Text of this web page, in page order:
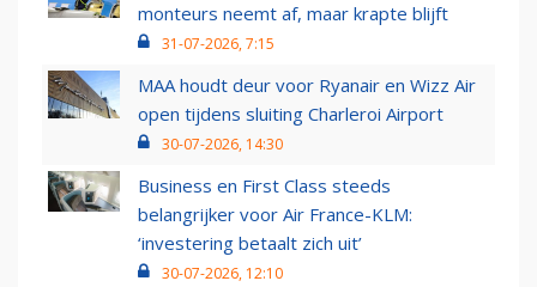
monteurs neemt af, maar krapte blijft
31-07-2026, 7:15
MAA houdt deur voor Ryanair en Wizz Air
open tijdens sluiting Charleroi Airport
30-07-2026, 14:30
Business en First Class steeds
belangrijker voor Air France-KLM:
‘investering betaalt zich uit’
30-07-2026, 12:10